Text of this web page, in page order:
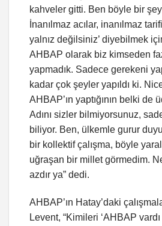
kahveler gitti. Ben böyle bir
İnanılmaz acılar, inanılmaz
yalnız değilsiniz’ diyebilmek
AHBAP olarak biz kimseden
yapmadık. Sadece gerekeni
kadar çok şeyler yapıldı ki.
AHBAP’ın yaptığının belki de
Adını sizler bilmiyorsunuz,
biliyor. Ben, ülkemle gurur
bir kollektif çalışma, böyle
uğraşan bir millet görmedim.
azdır ya” dedi.
AHBAP’ın Hatay’daki
Levent, “Kimileri ‘AHBAP